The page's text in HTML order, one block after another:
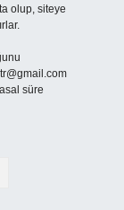
olup, siteye
süre